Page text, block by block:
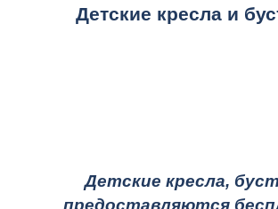
Детские кресла и
Детские кресла,
предоставляются